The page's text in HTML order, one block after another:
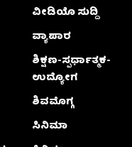
ವೀಡಿಯೊ ಸುದ್ದಿ
ವ್ಯಾಪಾರ
ಶಿಕ್ಷಣ-ಸ್ಪರ್ಧಾತ್ಮಕ-
ಉದ್ಯೋಗ
ಶಿವಮೊಗ್ಗ
ಸಿನಿಮಾ